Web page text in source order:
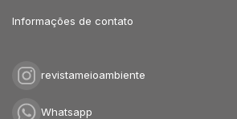
Informações de contato
revistameioambiente
Whatsapp